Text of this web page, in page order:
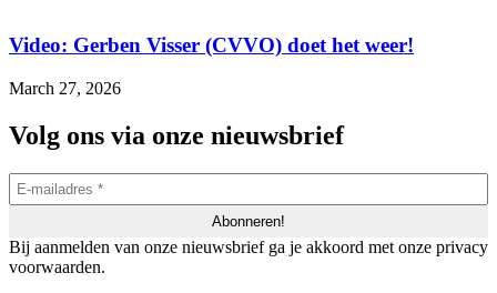
Video: Gerben Visser (CVVO) doet het weer!
March 27, 2026
Volg ons via onze nieuwsbrief
Bij aanmelden van onze nieuwsbrief ga je akkoord met onze privacy
voorwaarden.